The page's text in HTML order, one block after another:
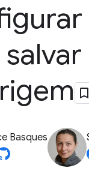
Basques